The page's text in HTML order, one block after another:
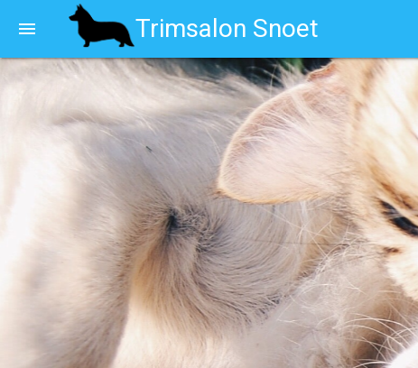
Trimsalon Snoet
menu